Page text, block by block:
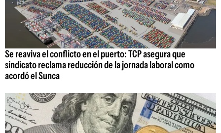
Se reaviva el conflicto en el puerto: TCP asegura que
sindicato reclama reducción de la jornada laboral como
acordó el Sunca